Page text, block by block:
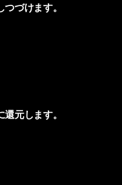
づけます。
元します。